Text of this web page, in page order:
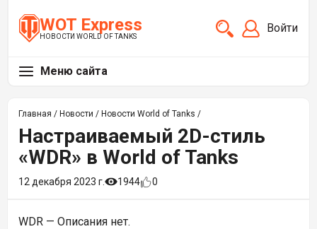
WOT Express
НОВОСТИ WORLD OF TANKS
Войти
Меню сайта
Главная / Новости / Новости World of Tanks /
Настраиваемый 2D-стиль
«WDR» в World of Tanks
12 декабря 2023 г. 1944 0
WDR — Описания нет.